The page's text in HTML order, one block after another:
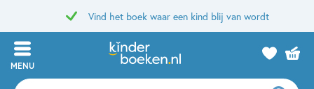
Vind het boek waar een kind blij van wordt
MENU